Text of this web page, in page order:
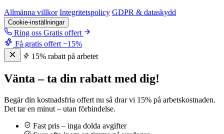
Allmänna villkor Integritetspolicy GDPR & dataskydd
Cookie-inställningar
Ring oss Gratis offert
Få gratis offert −15%
15% rabatt på arbetet
Vänta – ta din rabatt med dig!
Begär din kostnadsfria offert nu så drar vi 15% på arbetskostnaden.
Det tar en minut – utan förbindelse.
Fast pris – inga dolda avgifter